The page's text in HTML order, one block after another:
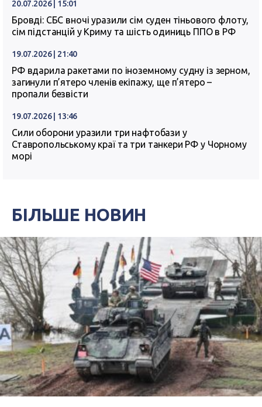
20.07.2026 | 15:01
Бровді: СБС вночі уразили сім суден тіньового флоту,
сім підстанцій у Криму та шість одиниць ППО в РФ
19.07.2026 | 21:40
РФ вдарила ракетами по іноземному судну із зерном,
загинули п’ятеро членів екіпажу, ще п’ятеро –
пропали безвісти
19.07.2026 | 13:46
Сили оборони уразили три нафтобази у
Ставропольському краї та три танкери РФ у Чорному
морі
БІЛЬШЕ НОВИН